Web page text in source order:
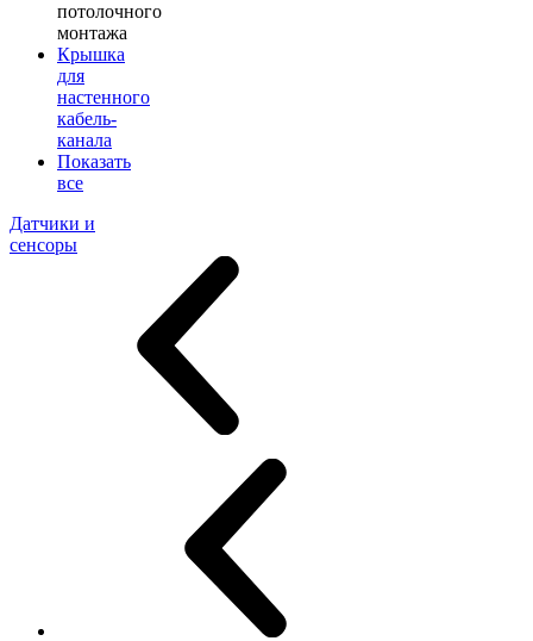
потолочного
монтажа
Крышка
для
настенного
кабель-
канала
Показать
все
Датчики и
сенсоры